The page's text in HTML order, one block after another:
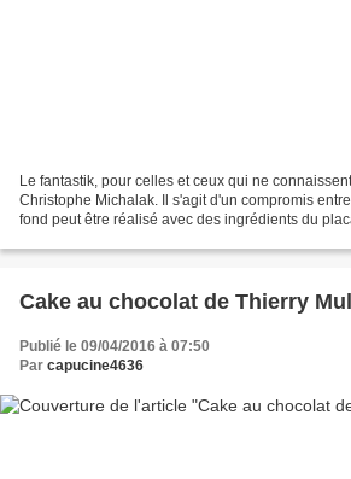
Le fantastik, pour celles et ceux qui ne
Christophe Michalak. Il s'agit d'un compromis
fond peut être réalisé avec des ingrédients du
Cake au chocolat de Thierry
Publié le 09/04/2016 à 07:50
Par capucine4636